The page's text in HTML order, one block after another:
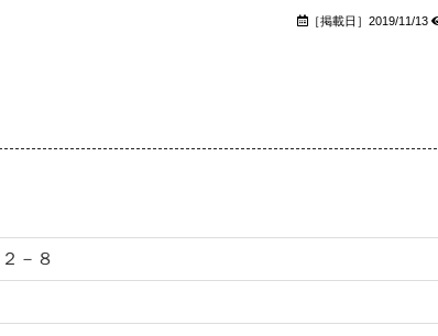
［掲載日］2019/11/13
－８